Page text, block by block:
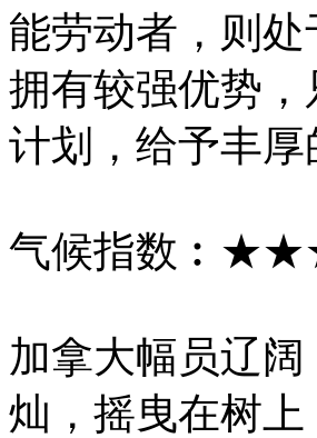
能劳动者，则
拥有较强优势
计划，给予丰
气候指数
加拿大幅员辽
灿，摇曳在树